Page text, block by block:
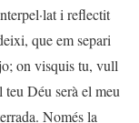
i reflectit
que em separi
on visquis tu, vull
Déu serà el meu
Només la